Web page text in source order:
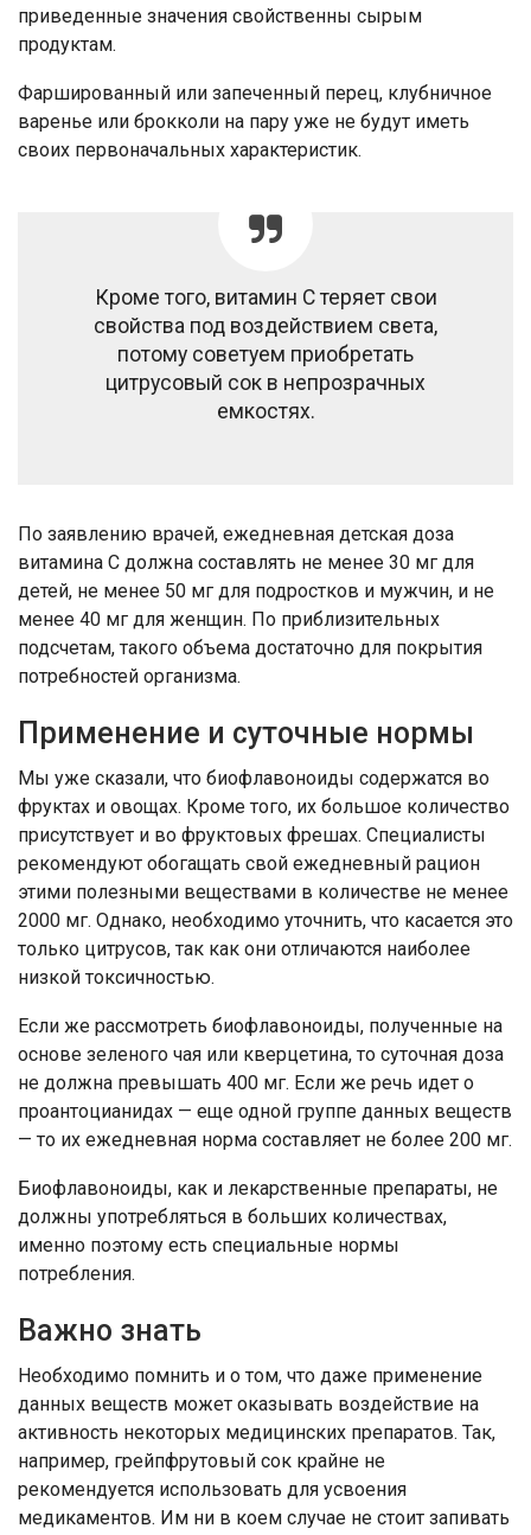
приведенные значения свойственны сырым
продуктам.
Фаршированный или запеченный перец, клубничное
варенье или брокколи на пару уже не будут иметь
своих первоначальных характеристик.
Кроме того, витамин С теряет свои
свойства под воздействием света,
потому советуем приобретать
цитрусовый сок в непрозрачных
емкостях.
По заявлению врачей, ежедневная детская доза
витамина С должна составлять не менее 30 мг для
детей, не менее 50 мг для подростков и мужчин, и не
менее 40 мг для женщин. По приблизительных
подсчетам, такого объема достаточно для покрытия
потребностей организма.
Применение и суточные нормы
Мы уже сказали, что биофлавоноиды содержатся во
фруктах и овощах. Кроме того, их большое количество
присутствует и во фруктовых фрешах. Специалисты
рекомендуют обогащать свой ежедневный рацион
этими полезными веществами в количестве не менее
2000 мг. Однако, необходимо уточнить, что касается это
только цитрусов, так как они отличаются наиболее
низкой токсичностью.
Если же рассмотреть биофлавоноиды, полученные на
основе зеленого чая или кверцетина, то суточная доза
не должна превышать 400 мг. Если же речь идет о
проантоцианидах — еще одной группе данных веществ
— то их ежедневная норма составляет не более 200 мг.
Биофлавоноиды, как и лекарственные препараты, не
должны употребляться в больших количествах,
именно поэтому есть специальные нормы
потребления.
Важно знать
Необходимо помнить и о том, что даже применение
данных веществ может оказывать воздействие на
активность некоторых медицинских препаратов. Так,
например, грейпфрутовый сок крайне не
рекомендуется использовать для усвоения
медикаментов. Им ни в коем случае не стоит запивать